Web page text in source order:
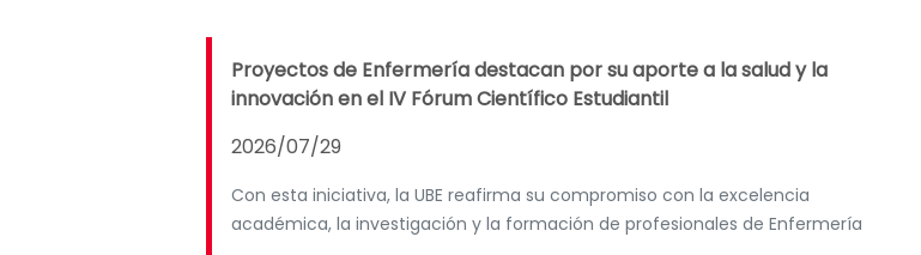
Proyectos de Enfermería destacan por su aporte a la salud y la
innovación en el IV Fórum Científico Estudiantil
2026/07/29
Con esta iniciativa, la UBE reafirma su compromiso con la excelencia
académica, la investigación y la formación de profesionales de Enfermería